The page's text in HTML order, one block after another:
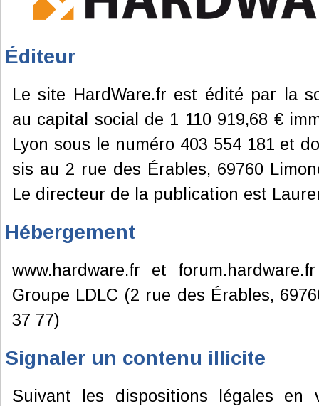
Éditeur
Le site HardWare.fr est édité par la
au capital social de 1 110 919,68 €
Lyon sous le numéro 403 554 181 et
sis au 2 rue des Érables, 69760
Le directeur de la publication est
Hébergement
www.hardware.fr et
Groupe LDLC (2 rue des Érables,
37 77)
Signaler un contenu illicite
Suivant les dispositions légales en